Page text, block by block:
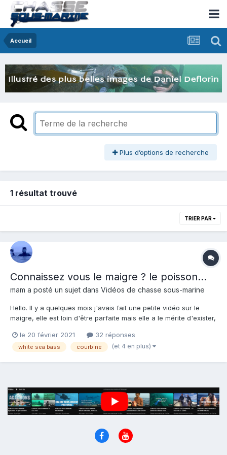
Accueil
Plus d’options de recherche
1 résultat trouvé
TRIER PAR
Connaissez vous le maigre ? le poisson...
mam a posté un sujet dans Vidéos de chasse sous-marine
Hello. Il y a quelques mois j'avais fait une petite vidéo sur le
maigre, elle est loin d'être parfaite mais elle a le mérite d'exister,
manquer de temps ayant différents projets, mais je pense faire
bientôt une vidéo avec un "inventair...
le 20 février 2021 32 réponses
white sea bass courbine (et 4 en plus)